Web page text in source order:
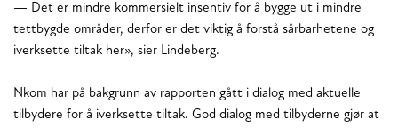
— Det er mindre kommersielt insentiv for å bygge ut i mindre
tettbygde områder, derfor er det viktig å forstå sårbarhetene og
iverksette tiltak her», sier Lindeberg.
Nkom har på bakgrunn av rapporten gått i dialog med aktuelle
tilbydere for å iverksette tiltak. God dialog med tilbyderne gjør at